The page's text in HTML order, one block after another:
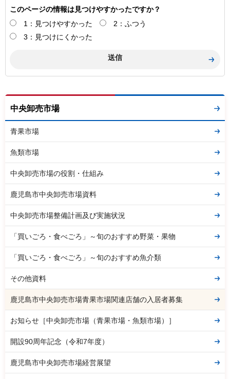
このページの情報は見つけやすかったですか？
1：見つけやすかった
2：ふつう
3：見つけにくかった
中央卸売市場
青果市場
魚類市場
中央卸売市場の役割・仕組み
鹿児島市中央卸売市場資料
中央卸売市場整備計画及び実施状況
「買いごろ・食べごろ」～旬のおすすめ野菜・果物
「買いごろ・食べごろ」～旬のおすすめ魚介類
その他資料
鹿児島市中央卸売市場青果市場関連店舗の入居者募集
お知らせ［中央卸売市場（青果市場・魚類市場）］
開設90周年記念（令和7年度）
鹿児島市中央卸売市場経営展望